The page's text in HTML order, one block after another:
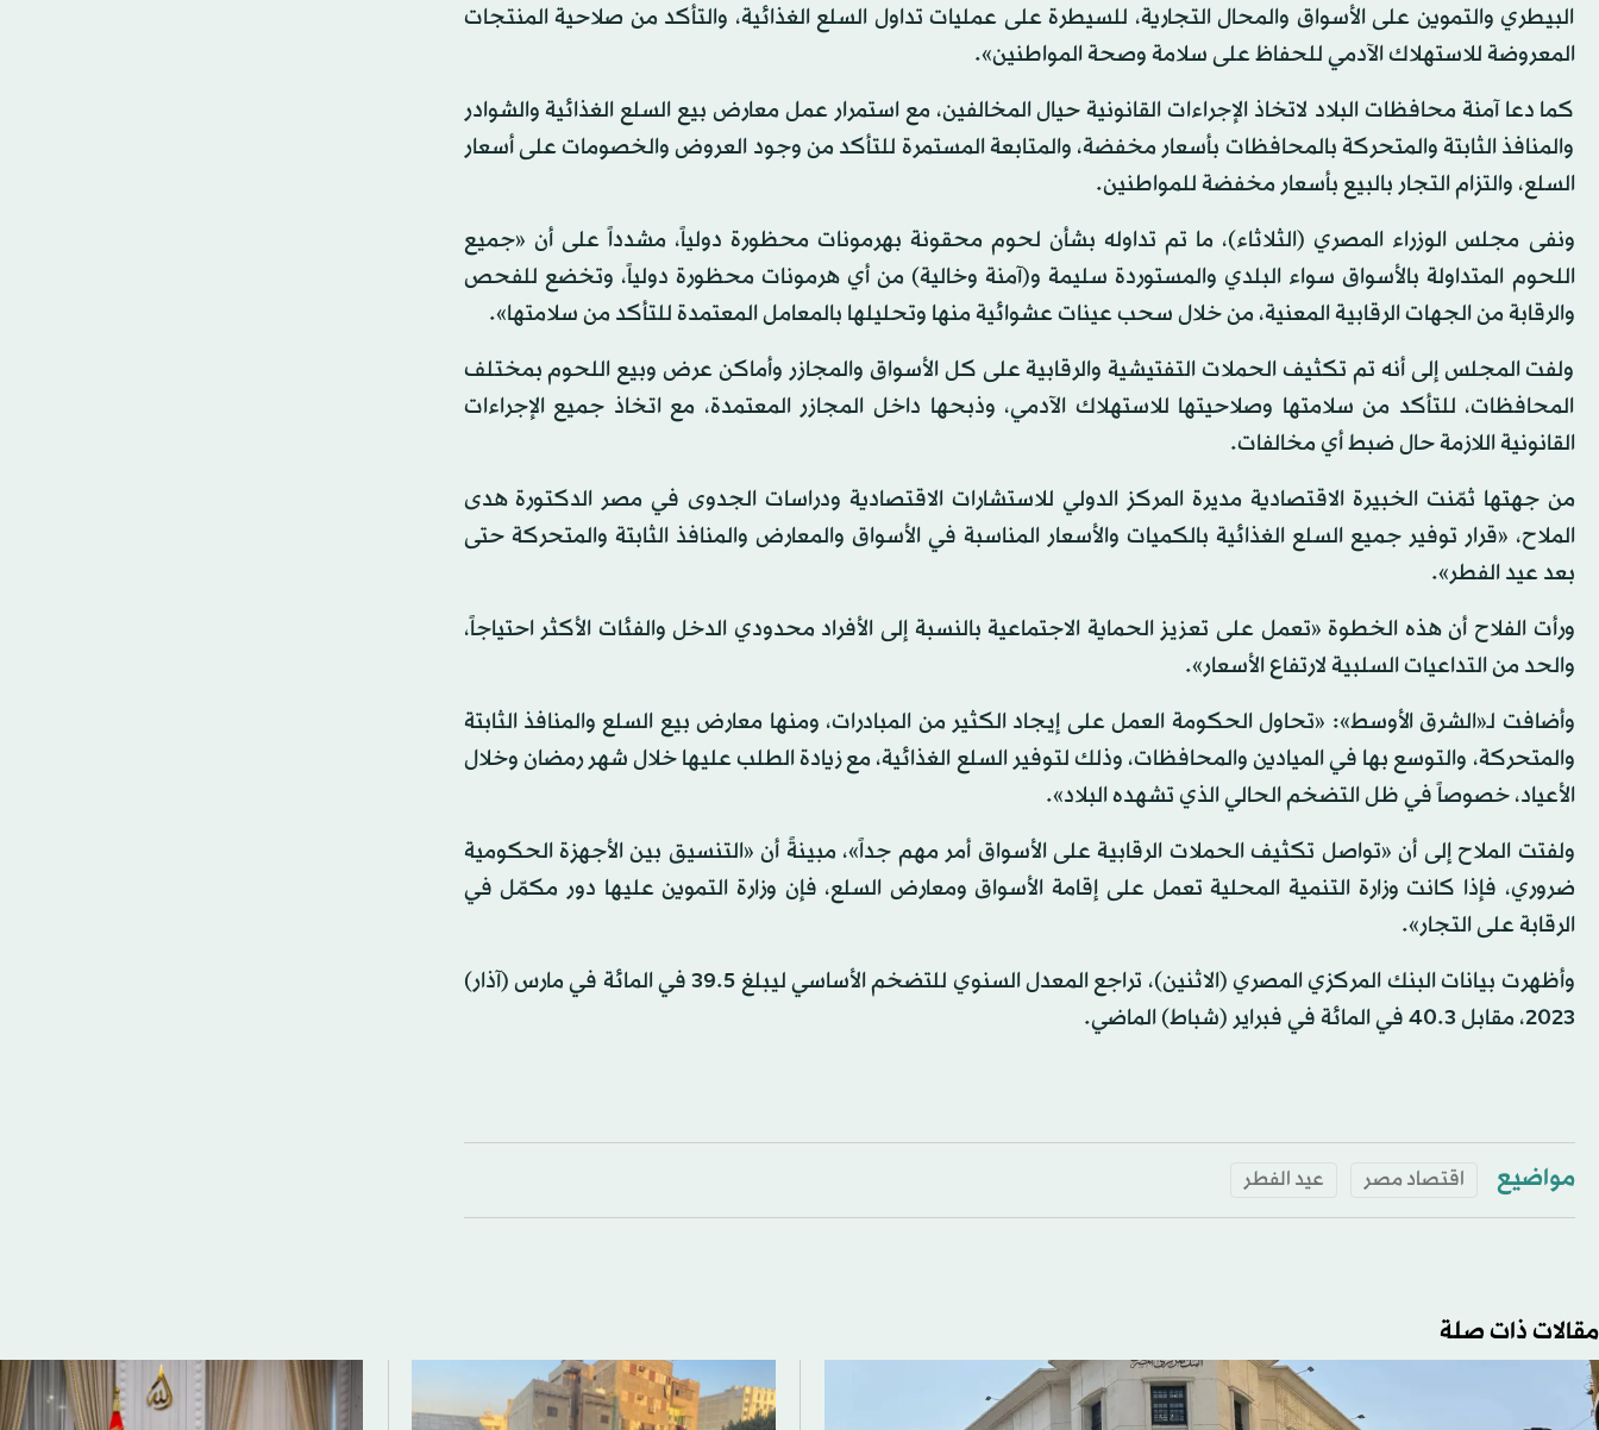
البيطري والتموين على الأسواق والمحال التجارية، للسيطرة على عمليات تداول السلع الغذائية، والتأكد من صلاحية المنتجات
المعروضة للاستهلاك الآدمي للحفاظ على سلامة وصحة المواطنين».
كما دعا آمنة محافظات البلاد لاتخاذ الإجراءات القانونية حيال المخالفين، مع استمرار عمل معارض بيع السلع الغذائية والشوادر
والمنافذ الثابتة والمتحركة بالمحافظات بأسعار مخفضة، والمتابعة المستمرة للتأكد من وجود العروض والخصومات على أسعار
السلع، والتزام التجار بالبيع بأسعار مخفضة للمواطنين.
ونفى مجلس الوزراء المصري (الثلاثاء)، ما تم تداوله بشأن لحوم محقونة بهرمونات محظورة دولياً، مشدداً على أن «جميع
اللحوم المتداولة بالأسواق سواء البلدي والمستوردة سليمة و(آمنة وخالية) من أي هرمونات محظورة دولياً، وتخضع للفحص
والرقابة من الجهات الرقابية المعنية، من خلال سحب عينات عشوائية منها وتحليلها بالمعامل المعتمدة للتأكد من سلامتها».
ولفت المجلس إلى أنه تم تكثيف الحملات التفتيشية والرقابية على كل الأسواق والمجازر وأماكن عرض وبيع اللحوم بمختلف
المحافظات، للتأكد من سلامتها وصلاحيتها للاستهلاك الآدمي، وذبحها داخل المجازر المعتمدة، مع اتخاذ جميع الإجراءات
القانونية اللازمة حال ضبط أي مخالفات.
من جهتها ثمّنت الخبيرة الاقتصادية مديرة المركز الدولي للاستشارات الاقتصادية ودراسات الجدوى في مصر الدكتورة هدى
الملاح، «قرار توفير جميع السلع الغذائية بالكميات والأسعار المناسبة في الأسواق والمعارض والمنافذ الثابتة والمتحركة حتى
بعد عيد الفطر».
ورأت الفلاح أن هذه الخطوة «تعمل على تعزيز الحماية الاجتماعية بالنسبة إلى الأفراد محدودي الدخل والفئات الأكثر احتياجاً،
والحد من التداعيات السلبية لارتفاع الأسعار».
وأضافت لـ«الشرق الأوسط»: «تحاول الحكومة العمل على إيجاد الكثير من المبادرات، ومنها معارض بيع السلع والمنافذ الثابتة
والمتحركة، والتوسع بها في الميادين والمحافظات، وذلك لتوفير السلع الغذائية، مع زيادة الطلب عليها خلال شهر رمضان وخلال
الأعياد، خصوصاً في ظل التضخم الحالي الذي تشهده البلاد».
ولفتت الملاح إلى أن «تواصل تكثيف الحملات الرقابية على الأسواق أمر مهم جداً»، مبينةً أن «التنسيق بين الأجهزة الحكومية
ضروري، فإذا كانت وزارة التنمية المحلية تعمل على إقامة الأسواق ومعارض السلع، فإن وزارة التموين عليها دور مكمّل في
الرقابة على التجار».
وأظهرت بيانات البنك المركزي المصري (الاثنين)، تراجع المعدل السنوي للتضخم الأساسي ليبلغ 39.5 في المائة في مارس (آذار)
2023، مقابل 40.3 في المائة في فبراير (شباط) الماضي.
مواضيع اقتصاد مصر عيد الفطر
مقالات ذات صلة